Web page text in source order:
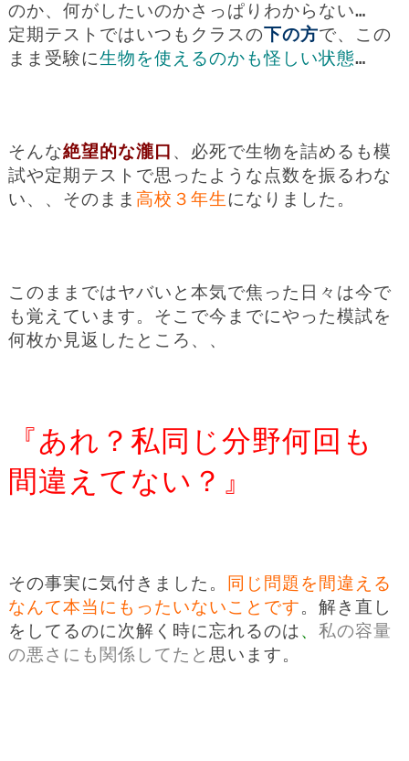
のか、何がしたいのかさっぱりわからない…
定期テストではいつもクラスの下の方で、この
まま受験に生物を使えるのかも怪しい状態…
そんな絶望的な瀧口 、必死で生物を詰めるも模
試や定期テストで思ったような点数を振るわな
い、、そのまま 高校３年生になりました。
このままではヤバいと本気で焦った日々は今で
も覚えています。そこで今までにやった模試を
何枚か見返したところ、、
『あれ？私同じ分野何回も
間違えてない？』
その事実に気付きました。
同じ問題を間違える
なんて本当にもったいないことです。解き直し
をしてるのに次解く時に忘れるのは、 私の容量
の悪さにも関係してたと 思います。